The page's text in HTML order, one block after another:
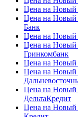
Цена на Новый
Цена на Новый
Банк
Цена на Новый
Цена на Новый
Гринкомбанк
Цена на Новый
Цена на Новый
Цена на Новый
ДельтаКредит
Цена на Новый